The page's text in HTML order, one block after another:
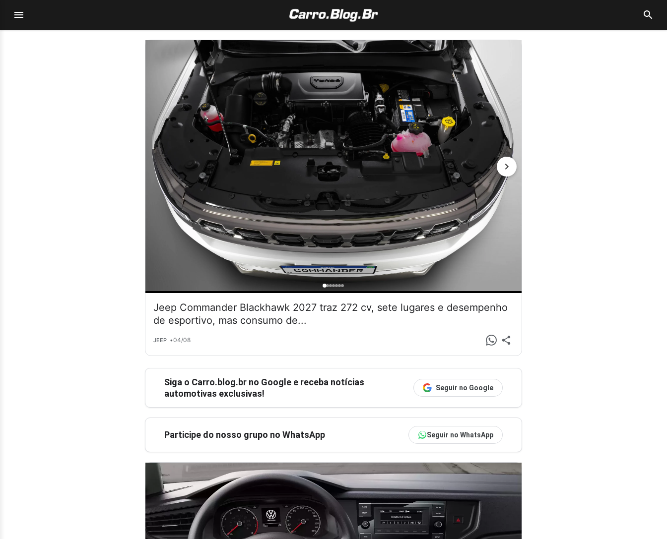
Jeep Commander Blackhawk 2027 traz 272 cv, sete lugares e desempenho
de esportivo, mas consumo de...
JEEP •04/08
Siga o Carro.blog.br no Google e receba notícias
automotivas exclusivas!
Seguir no Google
Participe do nosso grupo no WhatsApp Seguir no WhatsApp